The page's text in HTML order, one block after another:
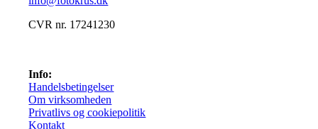
CVR nr. 17241230
Info:
Handelsbetingelser
Om virksomheden
Privatlivs og cookiepolitik
Kontakt